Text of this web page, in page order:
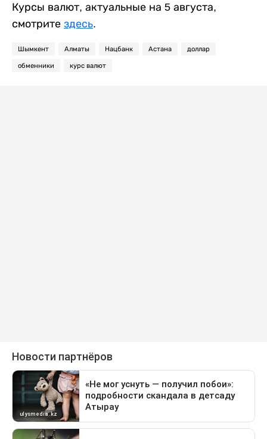
Курсы валют, актуальные на 5 августа,
смотрите здесь.
Шымкент Алматы Нацбанк Астана доллар
обменники курс валют